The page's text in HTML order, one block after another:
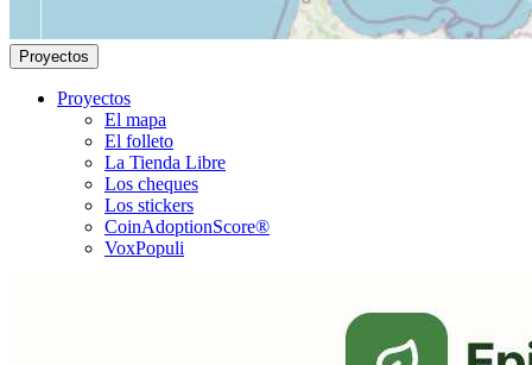
Proyectos
Proyectos
El mapa
El folleto
La Tienda Libre
Los cheques
Los stickers
CoinAdoptionScore®
VoxPopuli